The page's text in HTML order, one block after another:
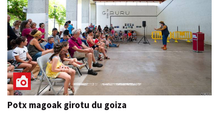
Potx magoak girotu du goiza